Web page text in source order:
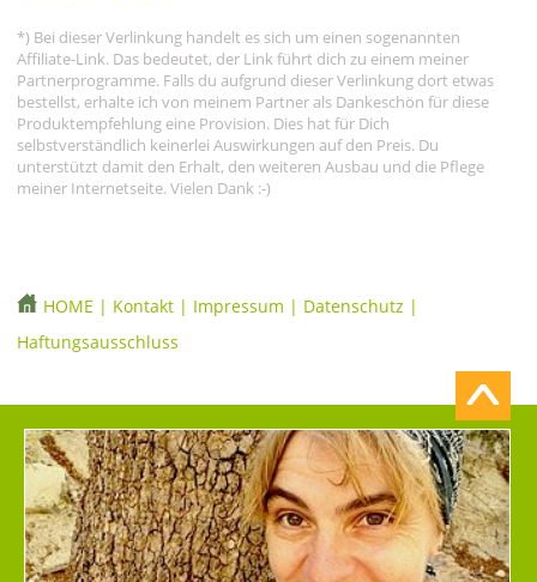
*) Bei dieser Verlinkung handelt es sich um einen sogenannten
Affiliate-Link. Das bedeutet, der Link führt dich zu einem meiner
Partnerprogramme. Falls du aufgrund dieser Verlinkung dort etwas
bestellst, erhalte ich von meinem Partner als Dankeschön für diese
Produktempfehlung eine Provision. Dies hat für Dich
selbstverständlich keinerlei Auswirkungen auf den Preis. Du
unterstützt damit den Erhalt, den weiteren Ausbau und die Pflege
meiner Internetseite. Vielen Dank :-)
HOME | Kontakt | Impressum | Datenschutz |
Haftungsausschluss